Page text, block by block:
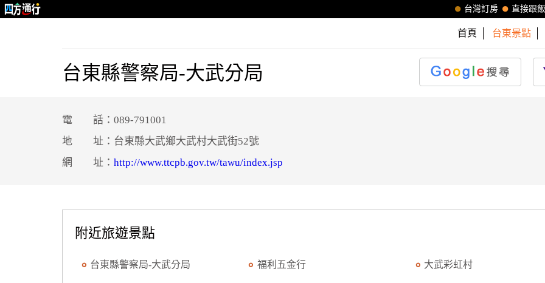
直接跟
台灣訂房
首頁 台東景點
台東縣警察局-大武分局
電 話：089-791001
地 址：台東縣大武鄉大武村大武街52號
網 址： http://www.ttcpb.gov.tw/tawu/index.jsp
附近旅遊景點
台東縣警察局-大武分局 福利五金行 大武彩虹村